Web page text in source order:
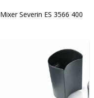
Mixer Severin ES 3566 400